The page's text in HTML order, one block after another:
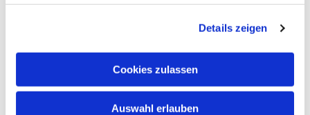
Details zeigen
Cookies zulassen
Auswahl erlauben